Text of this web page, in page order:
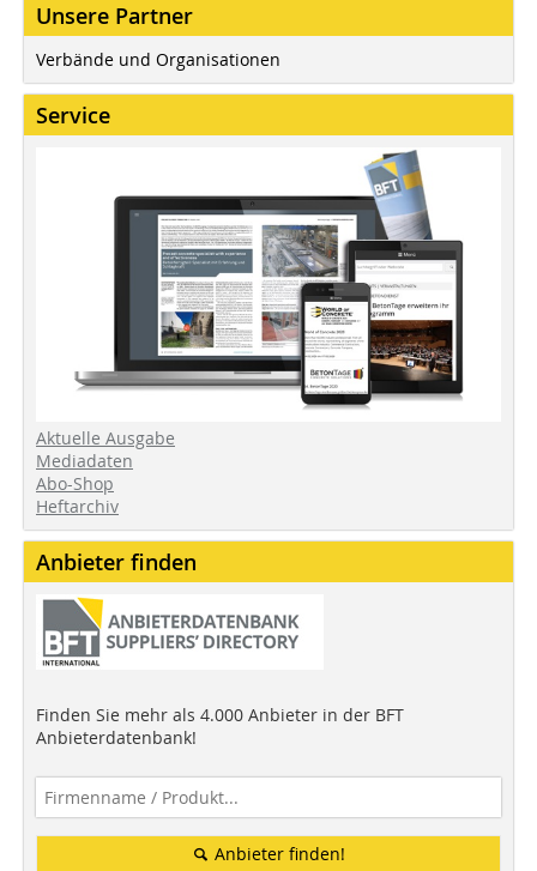
Unsere Partner
Verbände und Organisationen
Service
Aktuelle Ausgabe
Mediadaten
Abo-Shop
Heftarchiv
Anbieter finden
Finden Sie mehr als 4.000 Anbieter in der BFT
Anbieterdatenbank!
Anbieter finden!